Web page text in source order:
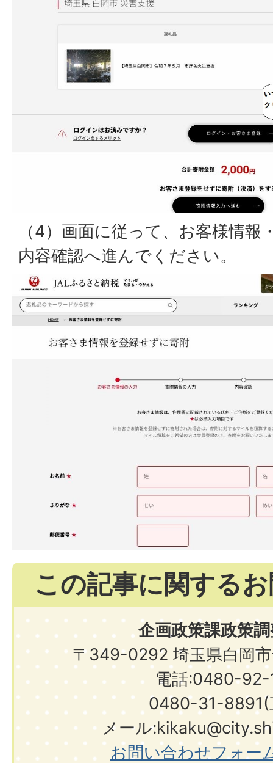
（4）画面に従って、お客様情報
内容確認へ進んでください。
この記事に関する
企画政策課政策
〒349-0292 埼玉県白岡
電話:0480-92-
0480-31-8891(
メール
お問い合わせフォー